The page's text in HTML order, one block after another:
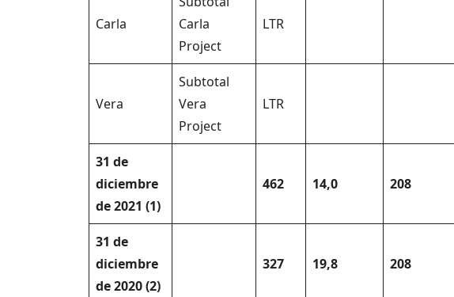
Carla
Carla
Project
LTR
Vera
Subtotal
Vera
Project
LTR
31 de
diciembre
de 2021 (1)
462 14,0 208
31 de
diciembre
de 2020 (2)
327 19,8 208